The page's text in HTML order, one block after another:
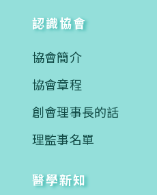
認識協會
協會簡介
協會章程
創會理事長的話
理監事名單
醫學新知